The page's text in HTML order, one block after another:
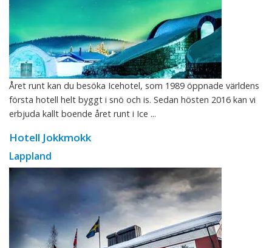
Året runt kan du besöka Icehotel, som 1989 öppnade världens
första hotell helt byggt i snö och is. Sedan hösten 2016 kan vi
erbjuda kallt boende året runt i Ice ...
Hotell Jokkmokk
Lappland